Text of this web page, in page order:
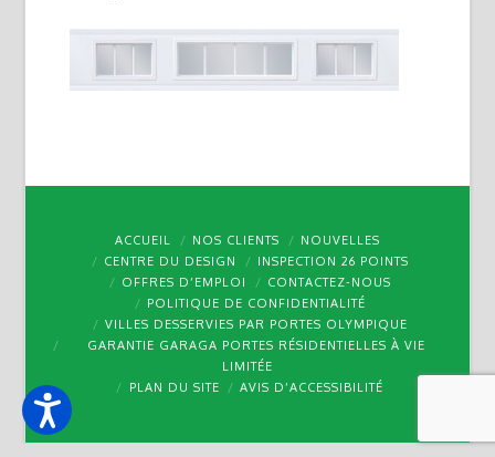
ACCUEIL NOS CLIENTS
NOUVELLES
CENTRE DU DESIGN
INSPECTION 26 POINTS
OFFRES D’EMPLOI
CONTACTEZ-NOUS
POLITIQUE DE CONFIDENTIALITÉ
VILLES DESSERVIES PAR PORTES OLYMPIQUE
GARANTIE GARAGA PORTES RÉSIDENTIELLES À VIE
LIMITÉE
PLAN DU SITE
AVIS D’ACCESSIBILITÉ